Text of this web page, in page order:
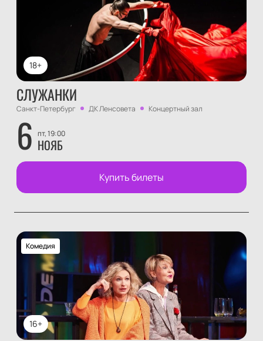
18+
СЛУЖАНКИ
Санкт-Петербург ДК Ленсовета Концертный зал
6 пт, 19:00
НОЯБ
Купить билеты
16+
Комедия